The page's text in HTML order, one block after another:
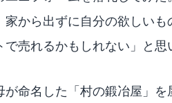
から出ずに自分の欲しい
売れるかもしれない」と思
命名した「村の鍛冶屋」